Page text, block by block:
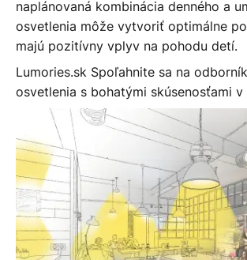
naplánovaná kombinácia denného a
osvetlenia môže vytvoriť optimálne
majú pozitívny vplyv na pohodu detí.
Lumories.sk Spoľahnite sa na
osvetlenia s bohatými skúsenosťami